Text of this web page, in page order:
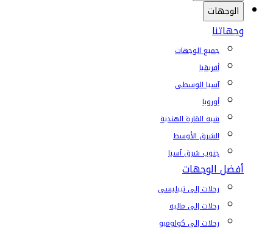
الوجهات
وجهاتنا
جميع الوجهات
أفريقيا
آسيا الوسطى
أوروبا
شبه القارة الهندية
الشرق الأوسط
جنوب شرق آسيا
أفضل الوجهات
رحلات إلى تبيليسي
رحلات إلى ماليه
رحلات إلى كولومبو